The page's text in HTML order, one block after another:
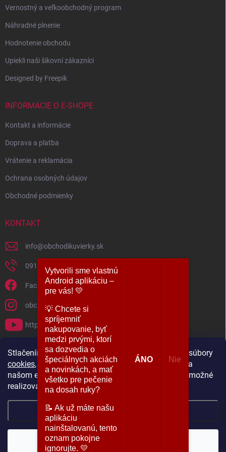
Stlačením tlačidla „SÚHLASÍM“ akceptujete všetky súbory
cookies, ktoré sa využívajú počas Vašej návštevy na
našom eshope. Zmeny využitia súborov cookies je možné
realizovať v sekcii „NASTAVENIA“.
Nastavenie
Súhlasím
Vernostný a veľkoobchodný program
Náhradné plnenie
Hodnotenie obchodu
Upiekli naši šikovní zákazníci
Designed by Freepik
INFORMÁCIE O E-SHOPE
Kontakt a informácie
Doprava a platba
Vrátenie a reklamácia
Ochrana osobných údajov
Obchodné podmienky
KONTAKT
info@obchodikuvierky.sk
0917 860 860
Facebook
obchodikuvierky
https://www.youtube.com/@kurzypreteba5844
PRIJÍMAME ONLINE PLATBY
Copyright 2026Obchodík u Vierky . Všetky práva vyhradené.
Vytvorili sme vlastnú
Android aplikáciu –
pre vás! 💛
​💡 Chcete si
spríjemniť
nakupovanie, byť
medzi prvými, ktorí
sa dozvedia o
špeciálnych akciách
a novinkách, a mať
všetko pre pečenie
na dosah ruky?​
📝 Ak už máte našu
aplikáciu
nainštalovanú, tento
oznam pokojne
ignorujte. 💛
ÁNO Nie